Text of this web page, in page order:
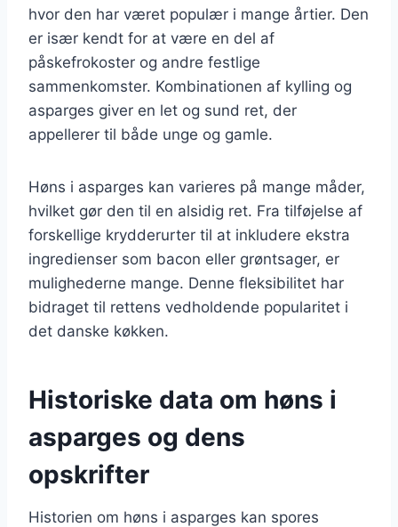
hvor den har været populær i mange årtier. Den
er især kendt for at være en del af
påskefrokoster og andre festlige
sammenkomster. Kombinationen af kylling og
asparges giver en let og sund ret, der
appellerer til både unge og gamle.
Høns i asparges kan varieres på mange måder,
hvilket gør den til en alsidig ret. Fra tilføjelse af
forskellige krydderurter til at inkludere ekstra
ingredienser som bacon eller grøntsager, er
mulighederne mange. Denne fleksibilitet har
bidraget til rettens vedholdende popularitet i
det danske køkken.
Historiske data om høns i
asparges og dens
opskrifter
Historien om høns i asparges kan spores